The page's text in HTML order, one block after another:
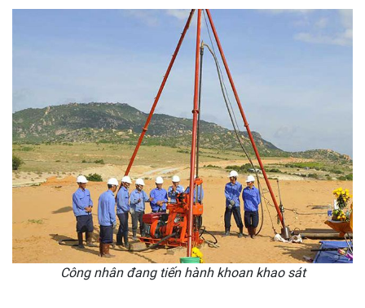
Công nhân đang tiến hành khoan khao sát